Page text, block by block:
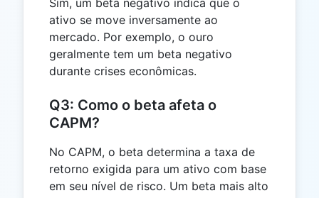
Sim, um beta negativo indica que o
ativo se move inversamente ao
mercado. Por exemplo, o ouro
geralmente tem um beta negativo
durante crises econômicas.
Q3: Como o beta afeta o
CAPM?
No CAPM, o beta determina a taxa de
retorno exigida para um ativo com base
em seu nível de risco. Um beta mais alto